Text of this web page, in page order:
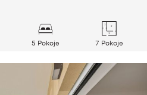
5 Pokoje 7 Pokoje